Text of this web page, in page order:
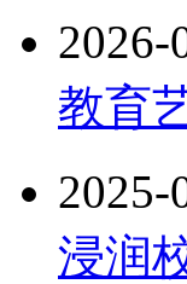
2026-
教育
2025-
浸润